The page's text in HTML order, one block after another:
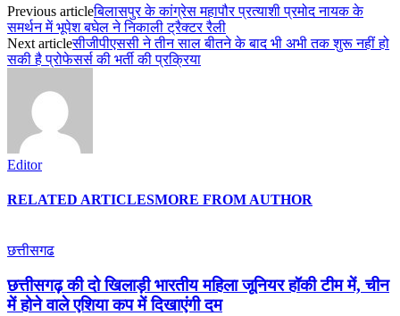
Previous articleबिलासपुर के कांग्रेस महापौर प्रत्याशी प्रमोद नायक के
समर्थन में भूपेश बघेल ने निकाली ट्रैक्टर रैली
Next articleसीजीपीएससी ने तीन साल बीतने के बाद भी अभी तक शुरू नहीं हो
सकी है प्रोफेसर्स की भर्ती की प्रक्रिया
Editor
RELATED ARTICLESMORE FROM AUTHOR
छत्तीसगढ
छत्तीसगढ़ की दो खिलाड़ी भारतीय महिला जूनियर हॉकी टीम में, चीन
में होने वाले एशिया कप में दिखाएंगी दम